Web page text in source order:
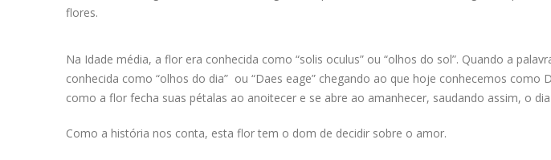
flores.
Na Idade média, a flor era conhecida como “solis oculus” ou “olhos do sol”. Quando a
conhecida como “olhos do dia” ou “Daes eage” chegando ao que hoje conhecemos como
como a flor fecha suas pétalas ao anoitecer e se abre ao amanhecer, saudando assim, o
Como a história nos conta, esta flor tem o dom de decidir sobre o amor.